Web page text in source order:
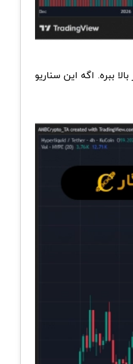
بازار فعلا نزولی ارزیابی میشه. با این حال، یک حرکت اصلاحی رو به بالا در حال شکل گیریه که میتونه قیمت رو تا محدوده 63 دلار بالا ببره. اگه این سناریو